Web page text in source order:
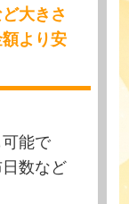
大きさ
より安
能で
数など